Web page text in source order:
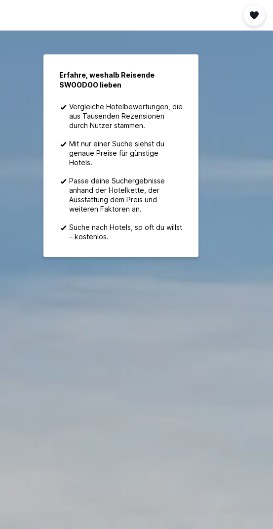
Erfahre, weshalb Reisende
SWOODOO lieben
Vergleiche Hotelbewertungen, die
aus Tausenden Rezensionen
durch Nutzer stammen.
Mit nur einer Suche siehst du
genaue Preise für günstige
Hotels.
Passe deine Suchergebnisse
anhand der Hotelkette, der
Ausstattung dem Preis und
weiteren Faktoren an.
Suche nach Hotels, so oft du willst
– kostenlos.